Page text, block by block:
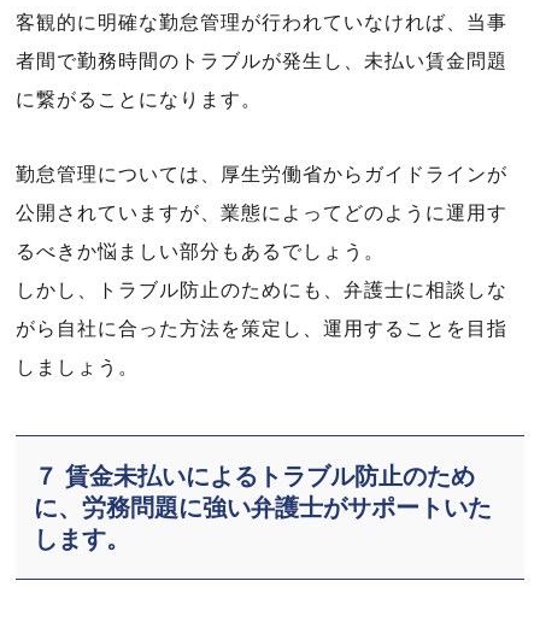
客観的に明確な勤怠管理が行われていなければ、当事
者間で勤務時間のトラブルが発生し、未払い賃金問題
に繋がることになります。
勤怠管理については、厚生労働省からガイドラインが
公開されていますが、業態によってどのように運用す
るべきか悩ましい部分もあるでしょう。
しかし、トラブル防止のためにも、弁護士に相談しな
がら自社に合った方法を策定し、運用することを目指
しましょう。
７ 賃金未払いによるトラブル防止のため
に、労務問題に強い弁護士がサポートいた
します。